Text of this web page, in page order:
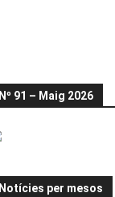
Nº 91 – Maig 2026
Notícies per mesos